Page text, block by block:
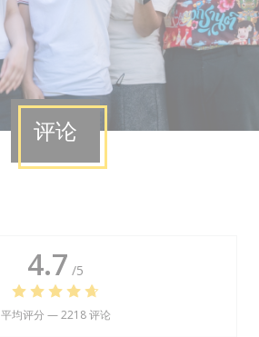
评论
4.7 /5
平均评分 —2218 评论